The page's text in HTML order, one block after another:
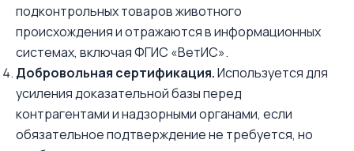
подконтрольных товаров животного
происхождения и отражаются в информационных
системах, включая ФГИС «ВетИС».
Добровольная сертификация.Используется для
усиления доказательной базы перед
контрагентами и надзорными органами, если
обязательное подтверждение не требуется, но